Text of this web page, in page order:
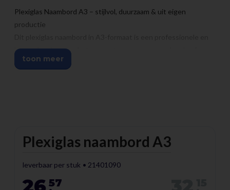
Plexiglas Naambord A3 – stijlvol, duurzaam & uit eigen
productie
luxe oplossing voor het presenteren van namen, logo’s of
informatie. Het bord wordt geleverd met RVS afstandhouders,
Kenmerken van het plexiglas naambord A3:
✅ Formaat: 340 x 460 mm (A3 = 297 × 420 mm), ideaal voor
grotere naamaanduidingen of informatieborden
toon meer
Plexiglas naambord A3
leverbaar per stuk 21401090
57